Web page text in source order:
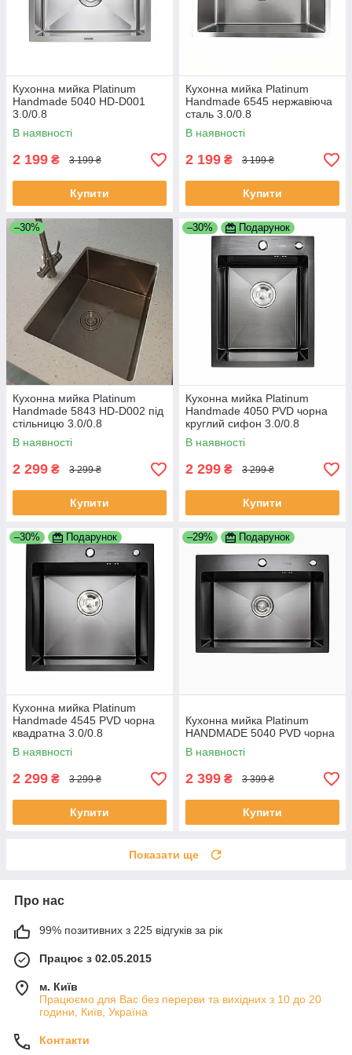
Кухонна мийка Platinum
Handmade 5040 HD-D001
3.0/0.8
В наявності
2 199 ₴ 3 199 ₴
Купити
Кухонна мийка Platinum
Handmade 6545 нержавіюча
сталь 3.0/0.8
В наявності
2 199 ₴ 3 199 ₴
Купити
–30%
Кухонна мийка Platinum
Handmade 5843 HD-D002 під
стільницю 3.0/0.8
В наявності
2 299 ₴ 3 299 ₴
Купити
–30% Подарунок
Кухонна мийка Platinum
Handmade 4050 PVD чорна
круглий сифон 3.0/0.8
В наявності
2 299 ₴ 3 299 ₴
Купити
–30% Подарунок
Кухонна мийка Platinum
Handmade 4545 PVD чорна
квадратна 3.0/0.8
В наявності
2 299 ₴ 3 299 ₴
Купити
–29% Подарунок
Кухонна мийка Platinum
HANDMADE 5040 PVD чорна
В наявності
2 399 ₴ 3 399 ₴
Купити
Показати ще
Про нас
99% позитивних з 225 відгуків за рік
Працює з 02.05.2015
м. Київ
Працюємо для Вас без перерви та вихідних з 10 до 20
години, Київ, Україна
Контакти